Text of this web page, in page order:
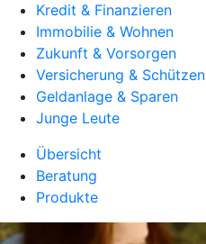
Kredit & Finanzieren
Immobilie & Wohnen
Zukunft & Vorsorgen
Versicherung & Schützen
Geldanlage & Sparen
Junge Leute
Übersicht
Beratung
Produkte